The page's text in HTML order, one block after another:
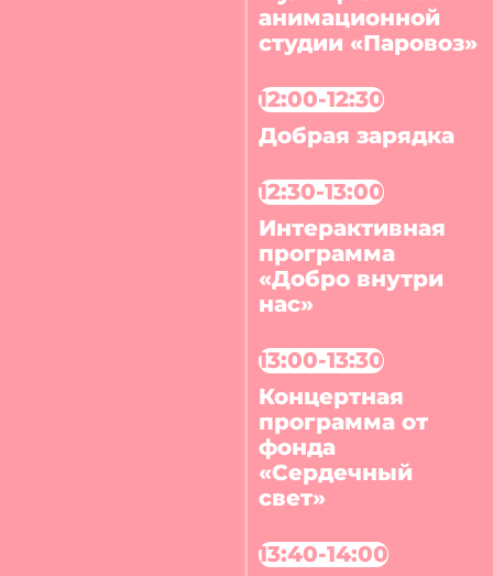
анимационной
студии «Паровоз»
12:00-12:30
Добрая зарядка
12:30-13:00
Интерактивная
программа
«Добро внутри
нас»
13:00-13:30
Концертная
программа от
фонда
«Сердечный
свет»
13:40-14:00